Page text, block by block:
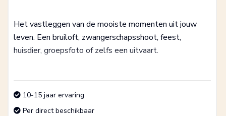
Het vastleggen van de mooiste momenten uit jouw
leven. Een bruiloft, zwangerschapsshoot, feest,
huisdier, groepsfoto of zelfs een uitvaart.
10-15 jaar ervaring
Per direct beschikbaar